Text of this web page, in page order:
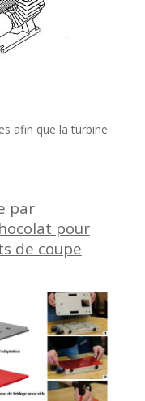
afin que la turbine
par
pour
de coupe